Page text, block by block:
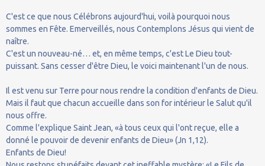
C'est ce que nous Célébrons aujourd'hui, voilà pourquoi nous
sommes en Fête. Emerveillés, nous Contemplons Jésus qui vient de
naître.
C'est un nouveau-né… et, en même temps, c'est Le Dieu tout-
puissant. Sans cesser d'être Dieu, le voici maintenant l'un de nous.
Il est venu sur Terre pour nous rendre la condition d'enfants de Dieu.
Mais il faut que chacun accueille dans son for intérieur le Salut qu'il
nous offre.
Comme l'explique Saint Jean, «à tous ceux qui l'ont reçue, elle a
donné le pouvoir de devenir enfants de Dieu» (Jn 1,12).
Enfants de Dieu!